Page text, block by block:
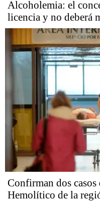
Alcoholemia: el
licencia y no deberá
Confirman dos
Hemolítico de la